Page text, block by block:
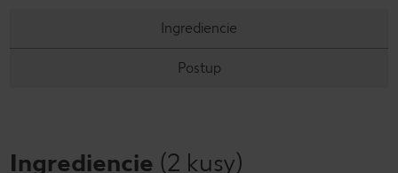
Ingrediencie
Postup
Ingrediencie (2 kusy)